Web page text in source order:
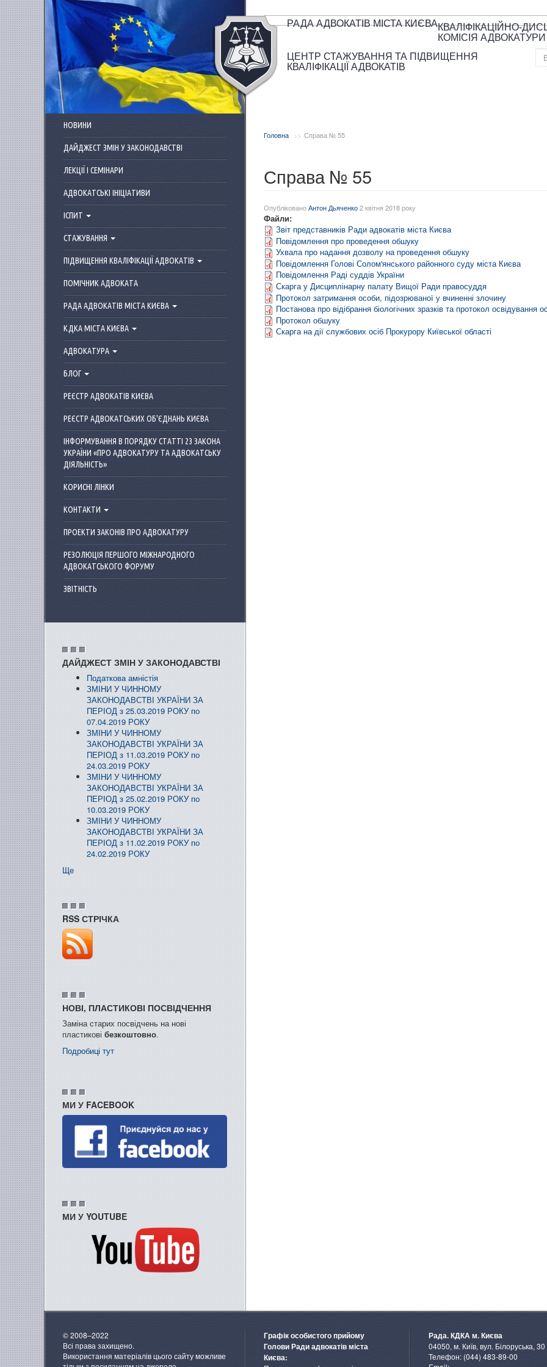
Перейти до основного матеріалу
РАДА АДВОКАТІВ МІСТА КИЄВАКВАЛІФІКАЦІЙНО-
КОМІСІЯ
ЦЕНТР СТАЖУВАННЯ ТА ПІДВИЩЕННЯ
КВАЛІФІКАЦІЇ АДВОКАТІВ
НОВИНИ
ДАЙДЖЕСТ ЗМІН У ЗАКОНОДАВСТВІ
ЛЕКЦІЇ І СЕМІНАРИ
АДВОКАТСЬКІ ІНІЦІАТИВИ
ІСПИТ
СТАЖУВАННЯ
ПІДВИЩЕННЯ КВАЛІФІКАЦІЇ АДВОКАТІВ
ПОМІЧНИК АДВОКАТА
РАДА АДВОКАТІВ МІСТА КИЄВА
КДКА МІСТА КИЄВА
АДВОКАТУРА
БЛОГ
РЕЄСТР АДВОКАТІВ КИЄВА
РЕЄСТР АДВОКАТСЬКИХ ОБ'ЄДНАНЬ КИЄВА
ІНФОРМУВАННЯ В ПОРЯДКУ СТАТТІ 23 ЗАКОНА
УКРАЇНИ «ПРО АДВОКАТУРУ ТА АДВОКАТСЬКУ
ДІЯЛЬНІСТЬ»
КОРИСНІ ЛІНКИ
КОНТАКТИ
ПРОЕКТИ ЗАКОНІВ ПРО АДВОКАТУРУ
РЕЗОЛЮЦІЯ ПЕРШОГО МІЖНАРОДНОГО
АДВОКАТСЬКОГО ФОРУМУ
ЗВІТНІСТЬ
ДАЙДЖЕСТ ЗМІН У ЗАКОНОДАВСТВІ
Податкова амністія
ЗМІНИ У ЧИННОМУ
ЗАКОНОДАВСТВІ УКРАЇНИ ЗА
ПЕРІОД з 25.03.2019 РОКУ по
07.04.2019 РОКУ
ЗМІНИ У ЧИННОМУ
ЗАКОНОДАВСТВІ УКРАЇНИ ЗА
ПЕРІОД з 11.03.2019 РОКУ по
24.03.2019 РОКУ
ЗМІНИ У ЧИННОМУ
ЗАКОНОДАВСТВІ УКРАЇНИ ЗА
ПЕРІОД з 25.02.2019 РОКУ по
10.03.2019 РОКУ
ЗМІНИ У ЧИННОМУ
ЗАКОНОДАВСТВІ УКРАЇНИ ЗА
ПЕРІОД з 11.02.2019 РОКУ по
24.02.2019 РОКУ
Ще
RSS СТРІЧКА
НОВІ, ПЛАСТИКОВІ ПОСВІДЧЕННЯ
Заміна старих посвідчень на нові
пластиковібезкоштовно.
Подробиці тут
МИ У FACEBOOK
МИ У YOUTUBE
Головна Справа № 55
Справа № 55
ОпублікованоАнтон Дьяченко2 квітня 2018 року
Файли:
Звіт представників Ради адвокатів міста Києва
Повідомлення про проведення обшуку
Ухвала про надання дозволу на проведення обшуку
Повідомлення Голові Солом'янського районного суду міста Києва
Повідомлення Раді суддів України
Скарга у Дисциплінарну палату Вищої Ради правосуддя
Протокол затримання особи, підозрюваної у вчиненні злочину
Постанова про відібрання біологічних зразків та протокол освідування
Протокол обшуку
Скарга на дії службових осіб Прокурору Київської області
© 2008–2022
Всі права захищено.
Використання матеріалів цього сайту можливе
Графік особистого прийому
Голови Ради адвокатів міста
Києва:
Рада. КДКА м. Києва
04050, м. Київ, вул. Білоруська, 30
Телефон: (044) 483-89-00